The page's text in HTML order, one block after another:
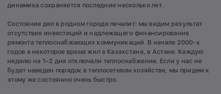
динамика сохраняется последние несколько лет.
Состояние дел в родном городе печалит: мы видим результат
отсутствия инвестиций и надлежащего финансирования
ремонта теплоснабжающих коммуникаций. В начале 2000-х
годов я некоторое время жил в Казахстане, в Астане. Каждую
неделю на 1–2 дня отключали теплоснабжение. Если у нас не
будет наведен порядок в теплосетевом хозяйстве, мы придем к
этому же состоянию очень быстро.